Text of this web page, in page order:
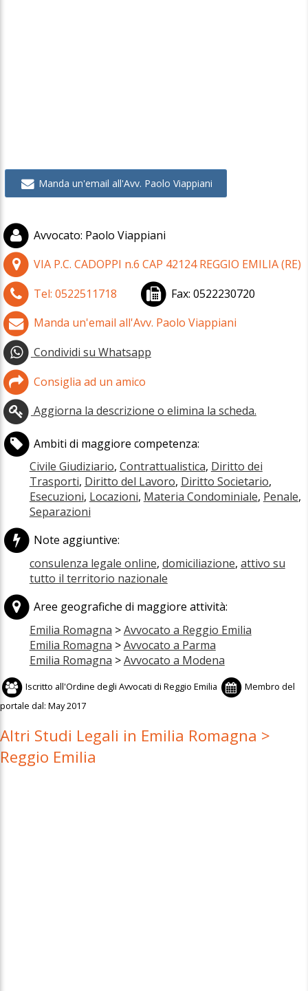
Manda un'email all'Avv. Paolo Viappiani
Avvocato: Paolo Viappiani
VIA P.C. CADOPPI n.6 CAP 42124 REGGIO EMILIA(RE)
Tel: 0522511718 Fax: 0522230720
Manda un'email all'Avv. Paolo Viappiani
Condividi su Whatsapp
Consiglia ad un amico
Aggiorna la descrizione o elimina la scheda.
Ambiti di maggiore competenza:
Civile Giudiziario, Contrattualistica, Diritto dei
Trasporti, Diritto del Lavoro, Diritto Societario,
Esecuzioni, Locazioni, Materia Condominiale, Penale,
Separazioni
Note aggiuntive:
consulenza legale online, domiciliazione, attivo su
tutto il territorio nazionale
Aree geografiche di maggiore attività:
Emilia Romagna >Avvocato a Reggio Emilia
Emilia Romagna >Avvocato a Parma
Emilia Romagna >Avvocato a Modena
Iscritto all'Ordine degli Avvocati di Reggio Emilia
Membro del
portale dal: May 2017
Altri Studi Legali in Emilia Romagna >
Reggio Emilia